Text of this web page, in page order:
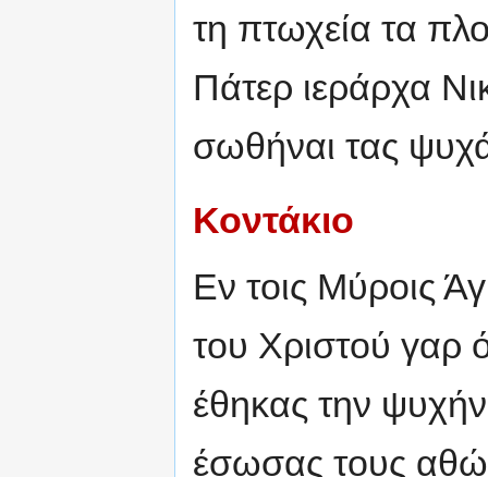
τη πτωχεία τα
Πάτερ ιεράρχα
σωθήναι τας
Κοντάκιο
Εν τοις Μύροις
του Χριστού γαρ
έθηκας την
έσωσας τους